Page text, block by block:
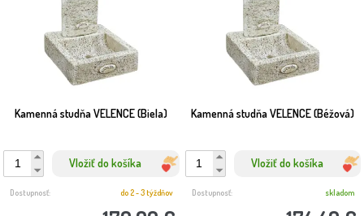
Kamenná studňa VELENCE (Biela)
Vložiť do košíka
Dostupnosť: do 2 - 3 týždňov
Kamenná studňa VELENCE (Béžová)
Vložiť do košíka
Dostupnosť: skladom